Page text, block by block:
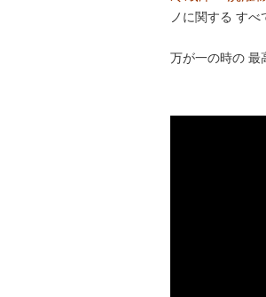
ノに関する す
万が一の時の 最